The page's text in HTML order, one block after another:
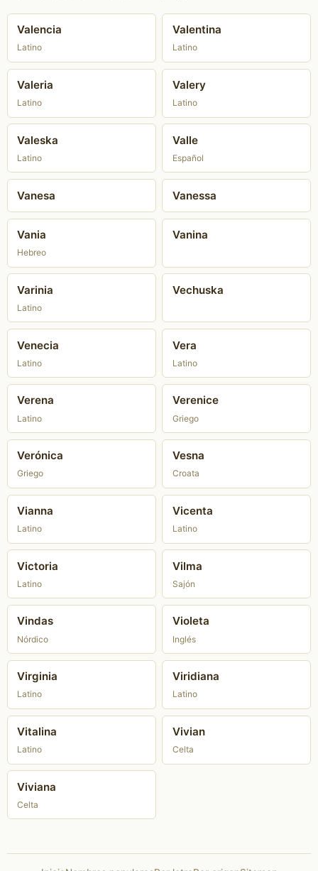
Valencia
Latino
Valentina
Latino
Valeria
Latino
Valery
Latino
Valeska
Latino
Valle
Español
Vanesa Vanessa
Vania
Hebreo
Vanina
Varinia
Latino
Vechuska
Venecia
Latino
Vera
Latino
Verena
Latino
Verenice
Griego
Verónica
Griego
Vesna
Croata
Vianna
Latino
Vicenta
Latino
Victoria
Latino
Vilma
Sajón
Vindas
Nórdico
Violeta
Inglés
Virginia
Latino
Viridiana
Latino
Vitalina
Latino
Vivian
Celta
Viviana
Celta